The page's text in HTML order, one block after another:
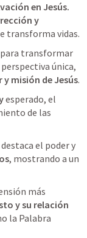
en Jesús.
y
transformar
única,
misión de Jesús.
esperado, el
de las
el poder y
, mostrando a un
más
y su relación
la Palabra